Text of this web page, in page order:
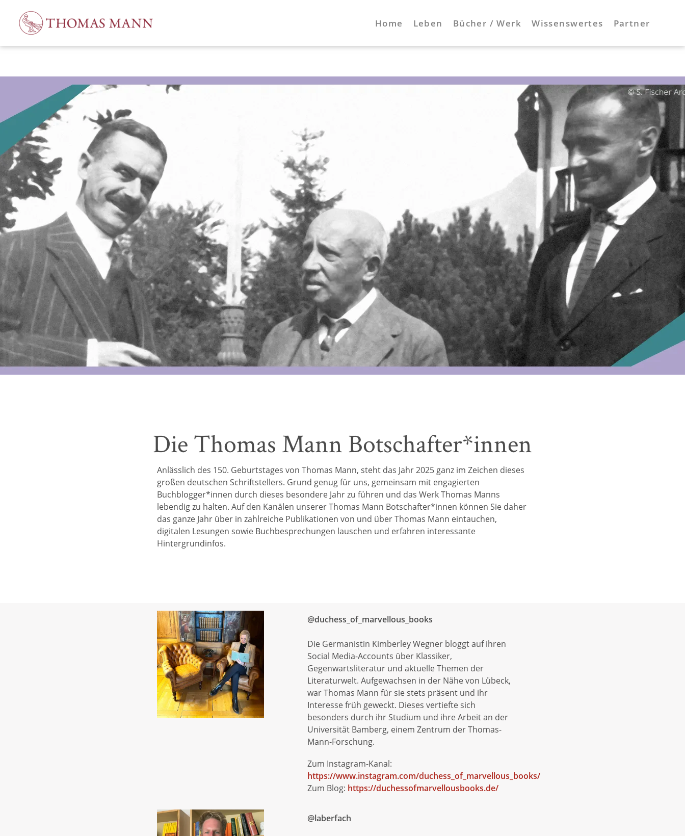
Home Leben Bücher / Werk Wissenswertes Partner
Die Thomas Mann Botschafter*innen
Anlässlich des 150. Geburtstages von Thomas Mann, steht das Jahr 2025 ganz im Zeichen dieses
großen deutschen Schriftstellers. Grund genug für uns, gemeinsam mit engagierten
Buchblogger*innen durch dieses besondere Jahr zu führen und das Werk Thomas Manns
lebendig zu halten. Auf den Kanälen unserer Thomas Mann Botschafter*innen können Sie daher
das ganze Jahr über in zahlreiche Publikationen von und über Thomas Mann eintauchen,
digitalen Lesungen sowie Buchbesprechungen lauschen und erfahren interessante
Hintergrundinfos.
@duchess_of_marvellous_books
Die Germanistin Kimberley Wegner bloggt auf ihren
Social Media-Accounts über Klassiker,
Gegenwartsliteratur und aktuelle Themen der
Literaturwelt. Aufgewachsen in der Nähe von Lübeck,
war Thomas Mann für sie stets präsent und ihr
Interesse früh geweckt. Dieses vertiefte sich
besonders durch ihr Studium und ihre Arbeit an der
Universität Bamberg, einem Zentrum der Thomas-
Mann-Forschung.
Zum Instagram-Kanal:
https://www.instagram.com/duchess_of_marvellous_books/
Zum Blog: https://duchessofmarvellousbooks.de/
@laberfach